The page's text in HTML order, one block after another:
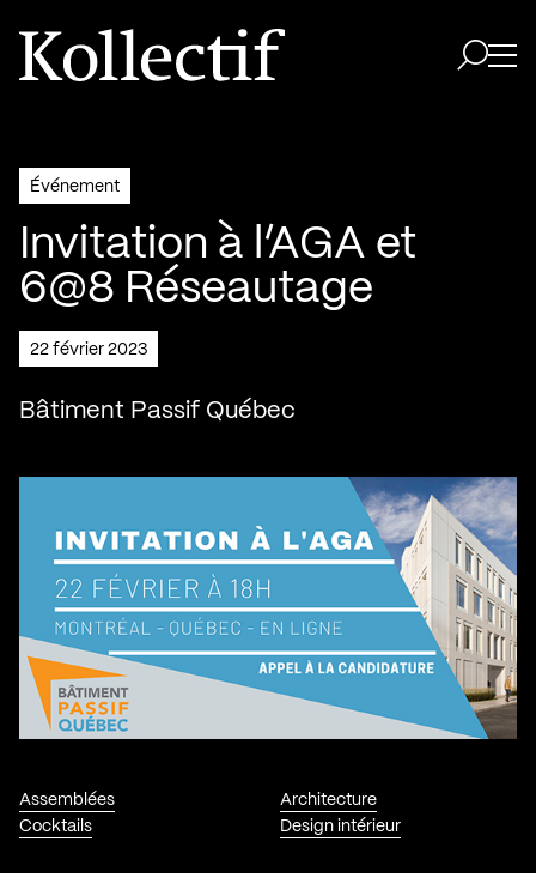
Aller à la page d'accueil
Logo Kollectif
Événement
Invitation à l’AGA et
6@8 Réseautage
22 février 2023
Bâtiment Passif Québec
Assemblées
Cocktails
Architecture
Design intérieur